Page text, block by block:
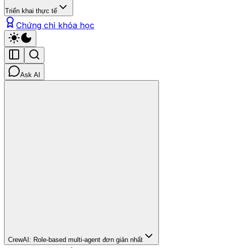
Triển khai thực tế
Chứng chỉ khóa học
Ask AI
CrewAI: Role-based multi-agent đơn giản nhất